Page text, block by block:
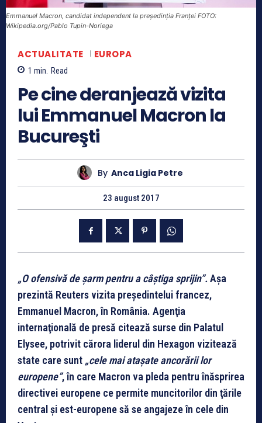
Emmanuel Macron, candidat independent la președinția Franței FOTO:
Wikipedia.org/Pablo Tupin-Noriega
ACTUALITATE EUROPA
1 min. Read
Pe cine deranjează vizita
lui Emmanuel Macron la
Bucureşti
By Anca Ligia Petre
23 august 2017
„O ofensivă de şarm pentru a câştiga sprijin”.Aşa
prezintă Reuters vizita preşedintelui francez,
Emmanuel Macron, în România. Agenţia
internaţională de presă citează surse din Palatul
Elysee, potrivit cărora liderul din Hexagon vizitează
state care sunt „cele mai ataşate ancorării lor
europene”, în care Macron va pleda pentru înăsprirea
directivei europene ce permite muncitorilor din ţările
central şi est-europene să se angajeze în cele din